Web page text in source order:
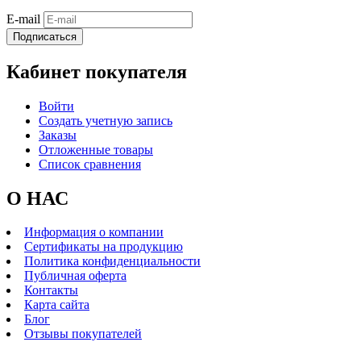
E-mail
Подписаться
Кабинет покупателя
Войти
Создать учетную запись
Заказы
Отложенные товары
Список сравнения
О НАС
Информация о компании
Сертификаты на продукцию
Политика конфиденциальности
Публичная оферта
Контакты
Карта сайта
Блог
Отзывы покупателей